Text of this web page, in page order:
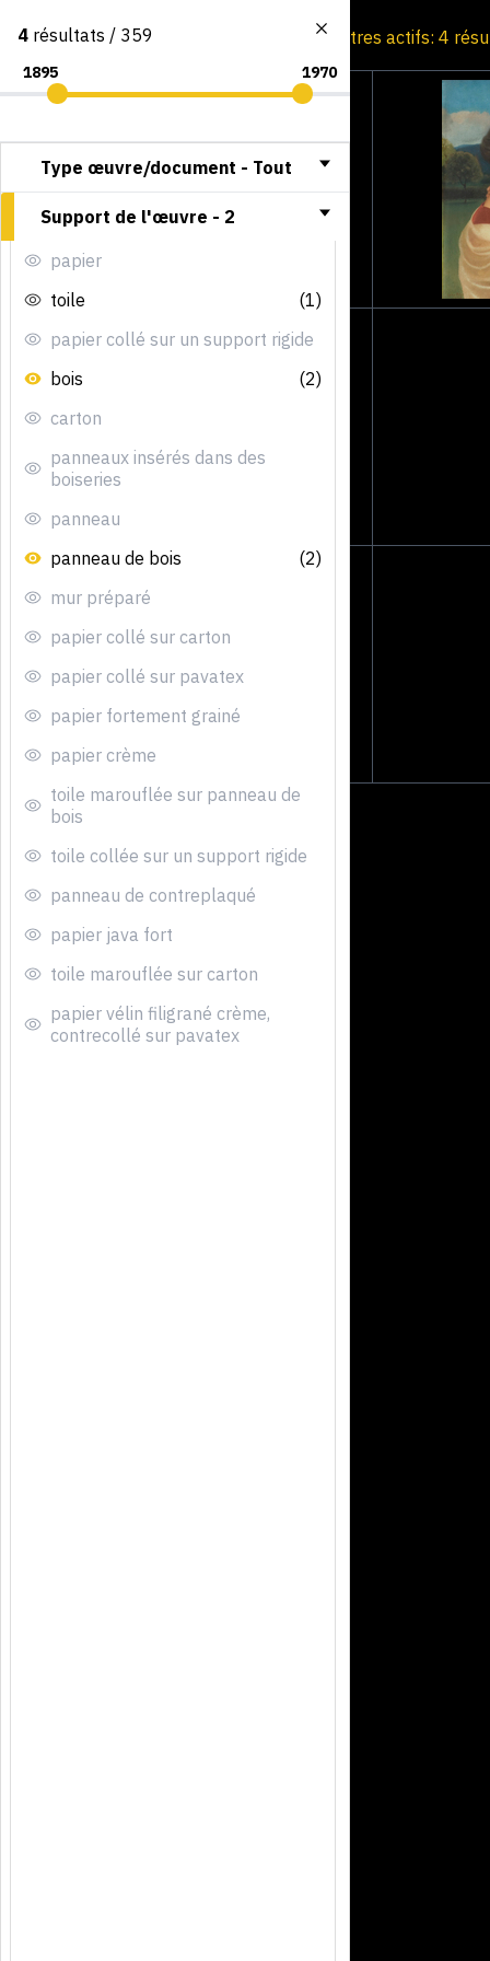
Consultation par image Filtres actifs: 4
4 résultats / 359
Type œuvre/document - Tout
Support de l'œuvre - 2
papier
toile
(1)
papier collé sur un support rigide
bois
(2)
carton
panneaux insérés dans des
boiseries
panneau
panneau de bois
(2)
mur préparé
papier collé sur carton
papier collé sur pavatex
papier fortement grainé
papier crème
toile marouflée sur panneau de
bois
toile collée sur un support rigide
panneau de contreplaqué
papier java fort
toile marouflée sur carton
papier vélin filigrané crème,
contrecollé sur pavatex